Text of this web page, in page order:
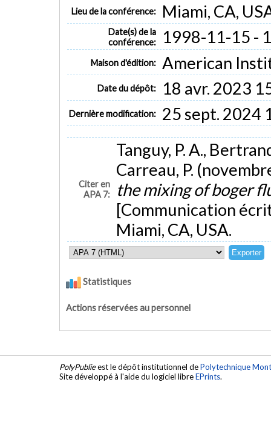
Lieu de la conférence: Miami, CA,
Date(s) de la
conférence:
1998-11-15 -
Maison d'édition: American
Date du dépôt: 18 avr. 2023
Dernière modification: 25 sept. 2024
Citer en
APA 7:
Tanguy, P. A.,
Carreau, P.
the mixing of boger
[Communication
Miami, CA, USA.
Statistiques
Actions réservées au personnel
PolyPublieest le dépôt institutionnel dePolytechnique
Site développé à l'aide du logiciel libreEPrints.